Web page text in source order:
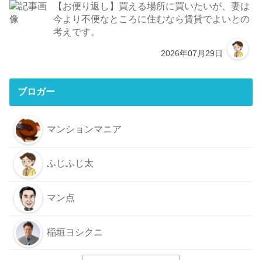
【お便り返し】買える場所に買いたいが、妻は
今より不便なところに住むなら賃貸でよいとの
考えです。
2026年07月29日
ブロガー
マンションマニア
ふじふじ太
マン点
稲垣ヨシクニ